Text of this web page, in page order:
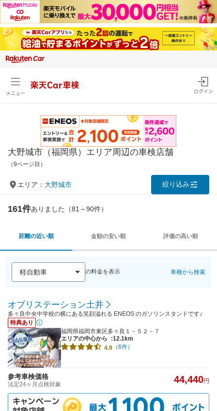
メニュー
楽天Car車検
ログイン
大野城市（福岡県）エリア周辺の車検店舗
（9ページ目）
エリア： 大野城市 絞り込み
161件ありました（81～90件）
距離の近い順 金額の安い順 評価の高い順
の料金を表示 車種から検索
オブリステーション土井
多々良中央中学校の横にある笑顔溢れる ENEOS のガソリンスタンドです♪
特典あり
福岡県福岡市東区多々良１－５２－７
エリアの中心から
:12.1km
4.9 （6件）
参考車検価格
法定24ヶ月点検対象 44,440円